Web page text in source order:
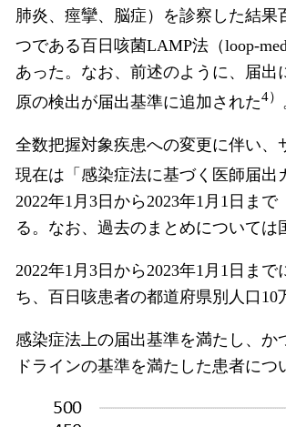
肺炎、痙攣、脳症）を診察した結
つである百日咳菌LAMP法（loop-
あった。なお、前述のように、届
原の検出が届出基準に追加された4）
全数把握対象疾患への変更に伴い、
現在は「感染症法に基づく医師届出
2022年1月3日から2023年1月1日ま
る。なお、過去のまとめについて
2022年1月3日から2023年1月1日ま
ち、百日咳患者の都道府県別人口10
感染症法上の届出基準を満たし、か
ドラインの基準を満たした患者につ